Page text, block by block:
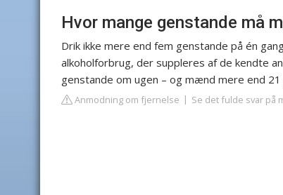
Hvor mange genstande må
Drik ikke mere end fem genstande på én
alkoholforbrug, der suppleres af de kendte
genstande om ugen – og mænd mere end
Anmodning om fjernelse Se det fulde svar på